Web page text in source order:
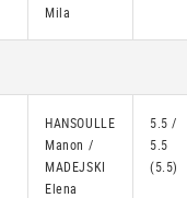
Mila
HANSOULLE
Manon /
MADEJSKI
Elena
5.5 /
5.5
(5.5)